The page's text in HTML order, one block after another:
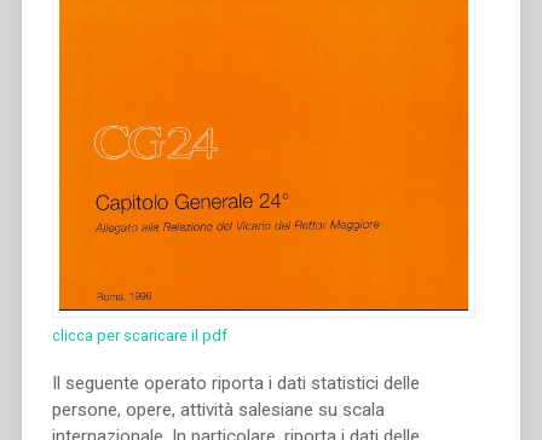
clicca per scaricare il pdf
Il seguente operato riporta i dati statistici delle
persone, opere, attività salesiane su scala